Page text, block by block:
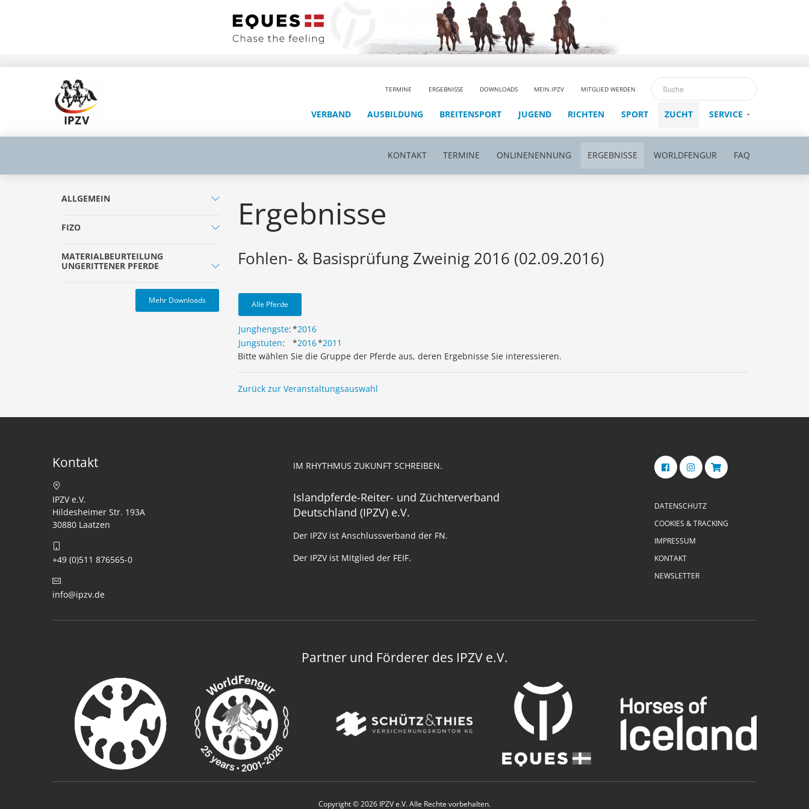
TERMINE ERGEBNISSE DOWNLOADS MEIN.IPZV MITGLIED WERDEN
VERBAND AUSBILDUNG BREITENSPORT JUGEND RICHTEN SPORT ZUCHT SERVICE
KONTAKT TERMINE ONLINENENNUNG ERGEBNISSE WORLDFENGUR FAQ
ALLGEMEIN
FIZO
MATERIALBEURTEILUNG
UNGERITTENER PFERDE
Mehr Downloads
Ergebnisse
Fohlen- & Basisprüfung Zweinig 2016 (02.09.2016)
Alle Pferde
Junghengste:*2016
Jungstuten: *2016*2011
Bitte wählen Sie die Gruppe der Pferde aus, deren Ergebnisse Sie interessieren.
Zurück zur Veranstaltungsauswahl
Kontakt
IPZV e.V.
Hildesheimer Str. 193A
30880 Laatzen
+49 (0)511 876565-0
info@ipzv.de
IM RHYTHMUS ZUKUNFT SCHREIBEN.
Islandpferde-Reiter- und Züchterverband
Deutschland (IPZV) e.V.
Der IPZV ist Anschlussverband der FN.
Der IPZV ist Mitglied der FEIF.
DATENSCHUTZ
COOKIES & TRACKING
IMPRESSUM
KONTAKT
NEWSLETTER
Partner und Förderer des IPZV e.V.
Copyright © 2026 IPZV e.V. Alle Rechte vorbehalten.